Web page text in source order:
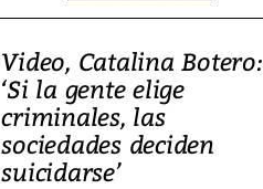
Video, Catalina Botero:
‘Si la gente elige
criminales, las
sociedades deciden
suicidarse’